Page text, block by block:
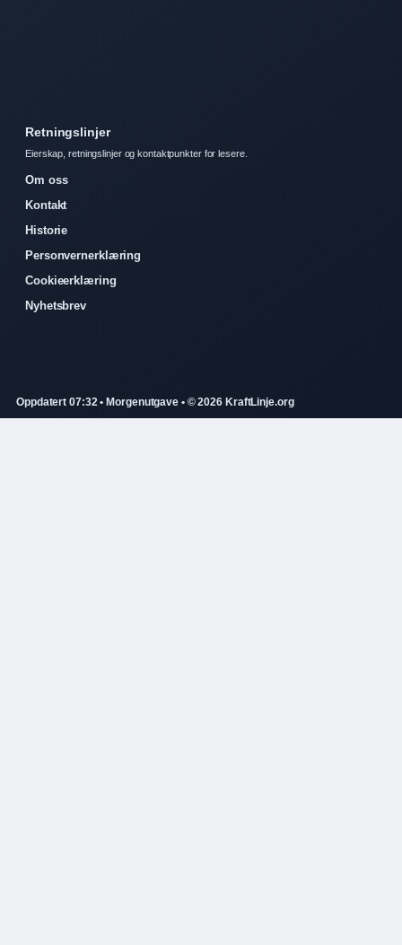
Retningslinjer
Eierskap, retningslinjer og kontaktpunkter for lesere.
Om oss
Kontakt
Historie
Personvernerklæring
Cookieerklæring
Nyhetsbrev
Oppdatert 07:32 • Morgenutgave • © 2026 KraftLinje.org